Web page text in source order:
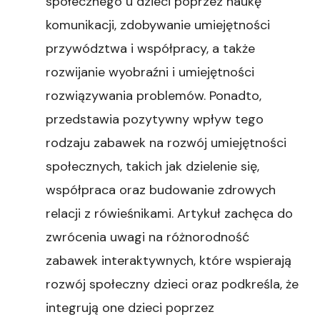
komunikacji, zdobywanie umiejętności
przywództwa i współpracy, a także
rozwijanie wyobraźni i umiejętności
rozwiązywania problemów. Ponadto,
przedstawia pozytywny wpływ tego
rodzaju zabawek na rozwój umiejętności
społecznych, takich jak dzielenie się,
współpraca oraz budowanie zdrowych
relacji z rówieśnikami. Artykuł zachęca do
zwrócenia uwagi na różnorodność
zabawek interaktywnych, które wspierają
rozwój społeczny dzieci oraz podkreśla, że
integrują one dzieci poprzez